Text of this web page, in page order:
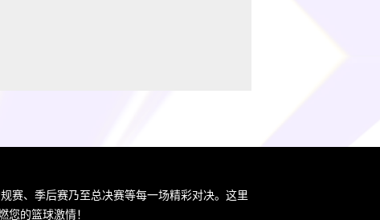
赛、季后赛乃至总决赛等每一场精彩对决。这里
您的篮球激情！